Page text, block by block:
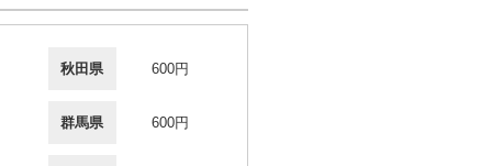
秋田県 600円
群馬県 600円